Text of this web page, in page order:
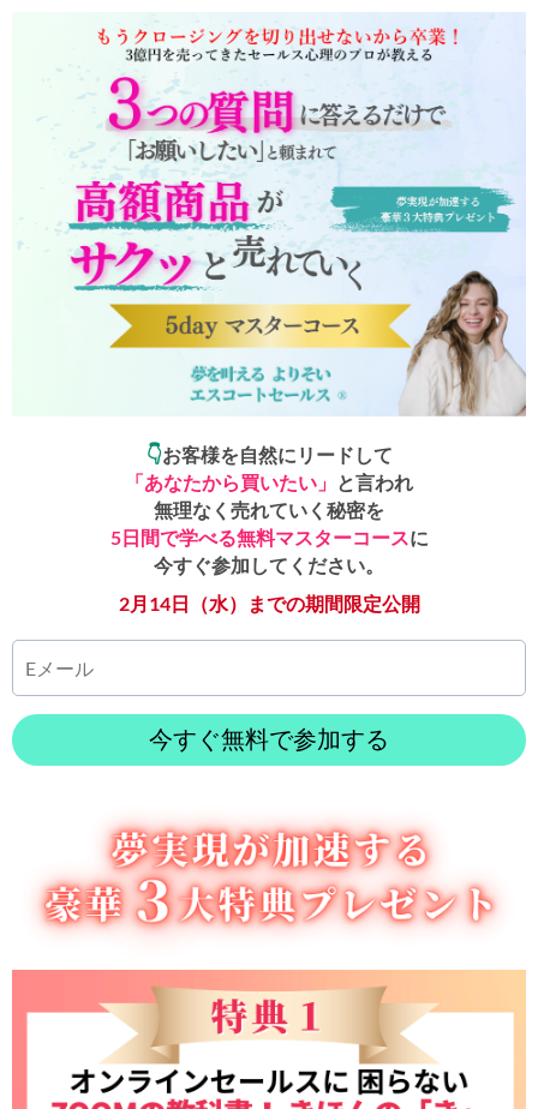
👇お客様を自然にリードして
「あなたから買いたい」 と言われ
無理なく売れていく秘密を
5日間で学べる無料マスターコースに
今すぐ参加してください。
2月14日（水）までの期間限定公開
今すぐ無料で参加する